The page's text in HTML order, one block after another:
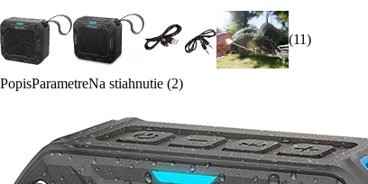
(11)
PopisParametreNa stiahnutie (2)